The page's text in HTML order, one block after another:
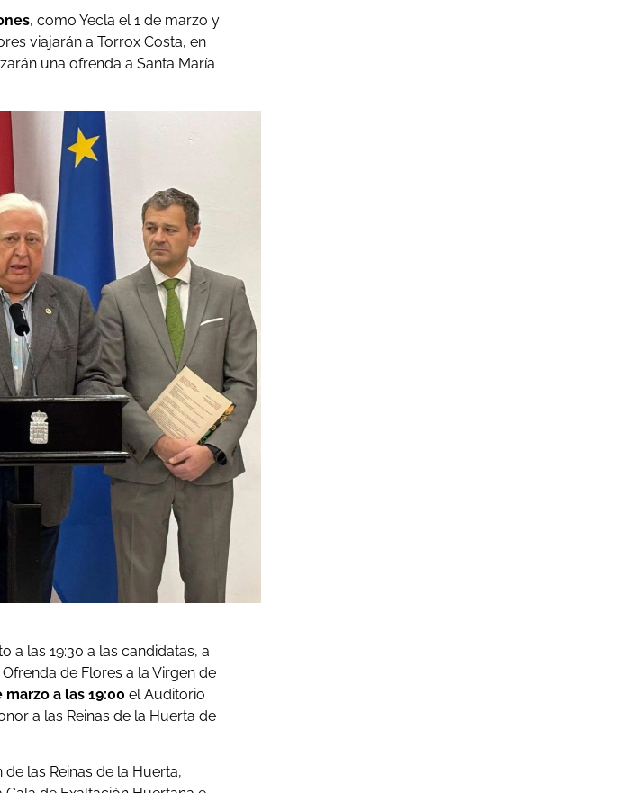
, como Yecla el 1 de marzo y
viajarán a Torrox Costa, en
una ofrenda a Santa María
a las 19:30 a las candidatas, a
de Flores a la Virgen de
marzo a las 19:00 el Auditorio
a las Reinas de la Huerta de
las Reinas de la Huerta,